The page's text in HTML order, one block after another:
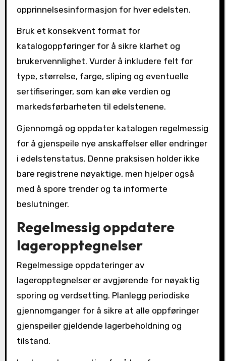
opprinnelsesinformasjon for hver edelsten.
Bruk et konsekvent format for
katalogoppføringer for å sikre klarhet og
brukervennlighet. Vurder å inkludere felt for
type, størrelse, farge, sliping og eventuelle
sertifiseringer, som kan øke verdien og
markedsførbarheten til edelstenene.
Gjennomgå og oppdater katalogen regelmessig
for å gjenspeile nye anskaffelser eller endringer
i edelstenstatus. Denne praksisen holder ikke
bare registrene nøyaktige, men hjelper også
med å spore trender og ta informerte
beslutninger.
Regelmessig oppdatere
lageropptegnelser
Regelmessige oppdateringer av
lageropptegnelser er avgjørende for nøyaktig
sporing og verdsetting. Planlegg periodiske
gjennomganger for å sikre at alle oppføringer
gjenspeiler gjeldende lagerbeholdning og
tilstand.